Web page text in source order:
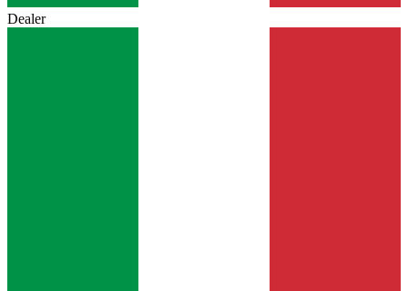
Dealer